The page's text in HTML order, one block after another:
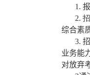
1.
2.
综合素
3.
业务能
对放弃